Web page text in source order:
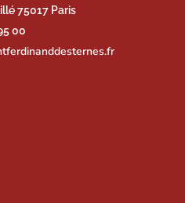
75017 Paris
00